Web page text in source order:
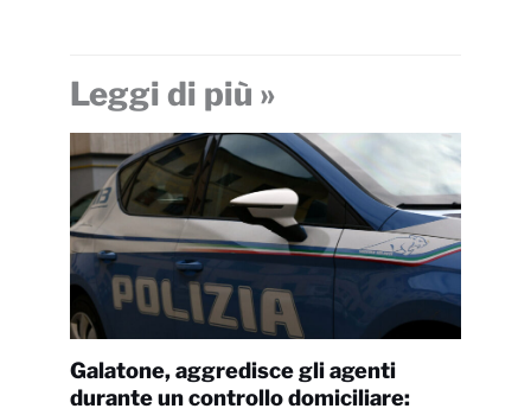
Leggi di più »
Galatone, aggredisce gli agenti
durante un controllo domiciliare: